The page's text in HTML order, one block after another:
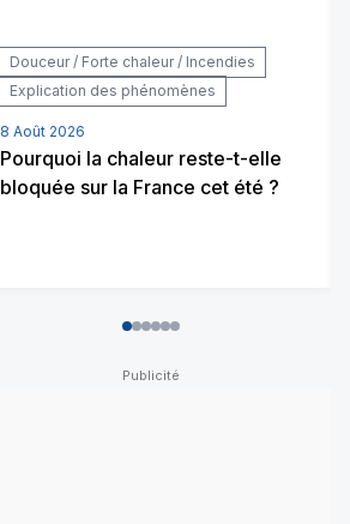
Douceur / Forte chaleur / Incendies
Explication des phénomènes
8 Août 2026
Pourquoi la chaleur reste-t-elle
bloquée sur la France cet été ?